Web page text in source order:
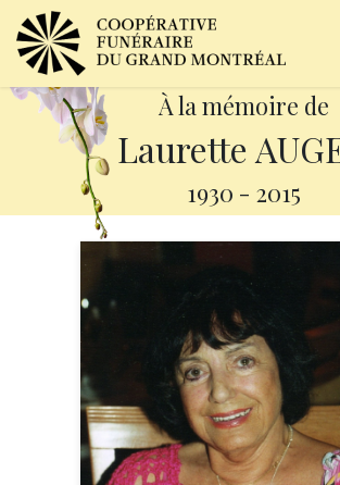
À la mémoire de
Laurette
1930 - 2015